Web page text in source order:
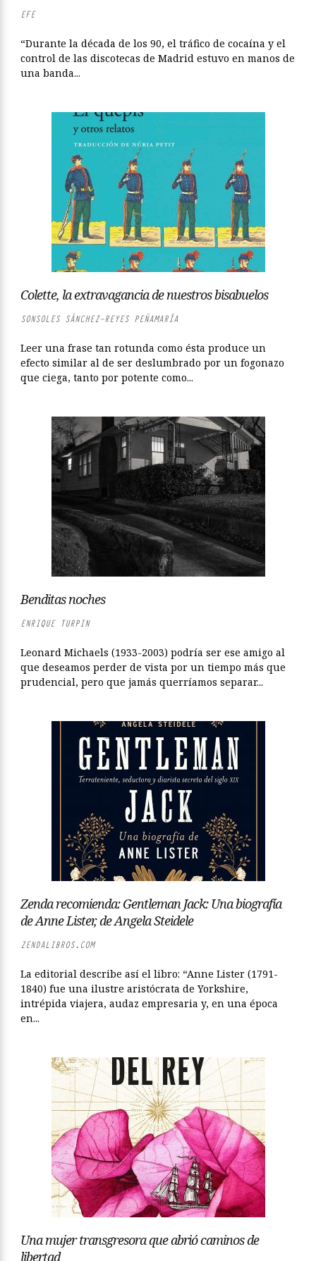
EFE
“Durante la década de los 90, el tráfico de cocaína y el
control de las discotecas de Madrid estuvo en manos de
una banda...
Colette, la extravagancia de nuestros bisabuelos
SONSOLES SÁNCHEZ-REYES PEÑAMARÍA
Leer una frase tan rotunda como ésta produce un
efecto similar al de ser deslumbrado por un fogonazo
que ciega, tanto por potente como...
Benditas noches
ENRIQUE TURPIN
Leonard Michaels (1933-2003) podría ser ese amigo al
que deseamos perder de vista por un tiempo más que
prudencial, pero que jamás querríamos separar...
Zenda recomienda: Gentleman Jack: Una biografía
de Anne Lister, de Angela Steidele
ZENDALIBROS.COM
La editorial describe así el libro: “Anne Lister (1791-
1840) fue una ilustre aristócrata de Yorkshire,
intrépida viajera, audaz empresaria y, en una época
en...
Una mujer transgresora que abrió caminos de
libertad